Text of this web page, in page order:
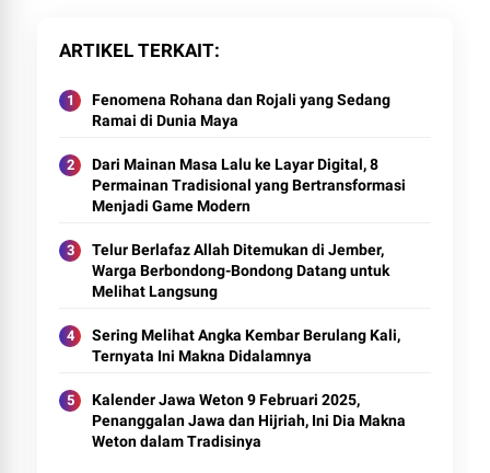
ARTIKEL TERKAIT
Fenomena Rohana dan Rojali yang Sedang
Ramai di Dunia Maya
Dari Mainan Masa Lalu ke Layar Digital, 8
Permainan Tradisional yang Bertransformasi
Menjadi Game Modern
Telur Berlafaz Allah Ditemukan di Jember,
Warga Berbondong-Bondong Datang untuk
Melihat Langsung
Sering Melihat Angka Kembar Berulang Kali,
Ternyata Ini Makna Didalamnya
Kalender Jawa Weton 9 Februari 2025,
Penanggalan Jawa dan Hijriah, Ini Dia Makna
Weton dalam Tradisinya